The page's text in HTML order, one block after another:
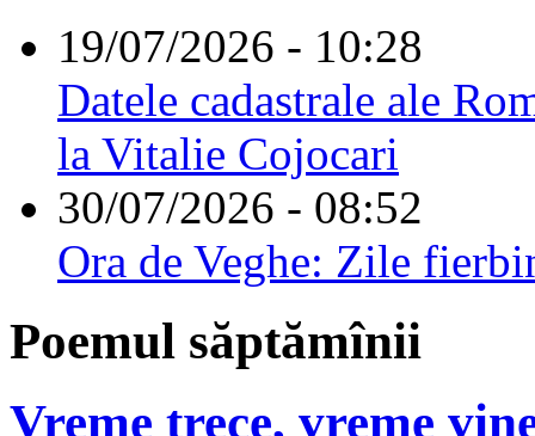
19/07/2026 - 10:28
Datele cadastrale ale
la Vitalie Cojocari
30/07/2026 - 08:52
Ora de Veghe: Zile
Poemul săptămînii
Vreme trece, vreme